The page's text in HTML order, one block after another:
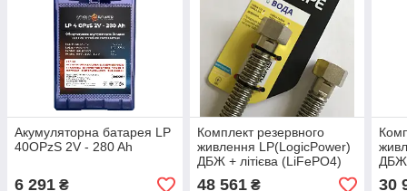
Акумуляторна батарея LP
40OPzS 2V - 280 Ah
6 291 ₴
Комплект резервного
живлення LP(LogicPower)
ДБЖ + літієва (LiFePO4)
батарея (UPS В1500 +
48 561₴
ДБЖ
30